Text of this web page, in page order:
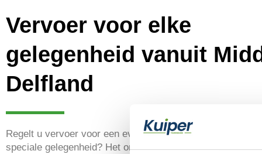
Vervoer voor elke
gelegenheid vanuit
Delfland
Regelt u vervoer voor een evenement, bedrijfsuitje of een
speciale gelegenheid? Het organiseren van veilig en